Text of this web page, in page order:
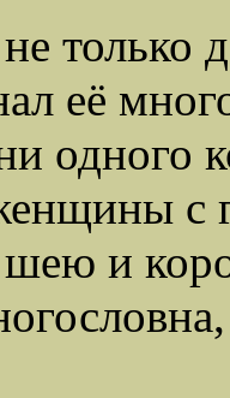
только
её
одного
с
и